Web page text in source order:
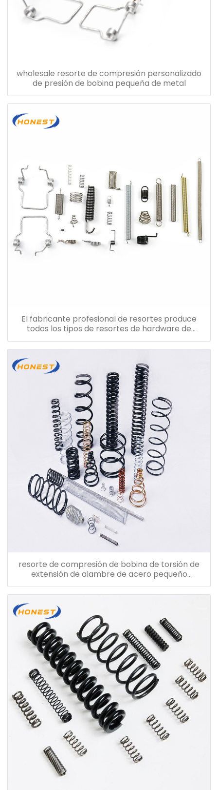
wholesale resorte de compresión personalizado
de presión de bobina pequeña de metal
El fabricante profesional de resortes produce
todos los tipos de resortes de hardware de
compresión.
resorte de compresión de bobina de torsión de
extensión de alambre de acero pequeño
personalizado